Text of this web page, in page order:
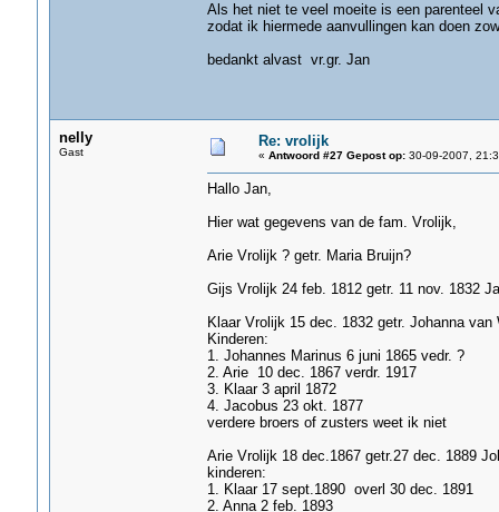
Als het niet te veel moeite is een parenteel
zodat ik hiermede aanvullingen kan doen
bedankt alvast vr.gr. Jan
nelly
Gast
Re: vrolijk
« Antwoord #27 Gepost op:30-09-2007,
Hallo Jan,
Hier wat gegevens van de fam. Vrolijk,
Arie Vrolijk ? getr. Maria Bruijn?
Gijs Vrolijk 24 feb. 1812 getr. 11 nov. 1832
Klaar Vrolijk 15 dec. 1832 getr. Johanna van
Kinderen:
1. Johannes Marinus 6 juni 1865 vedr. ?
2. Arie 10 dec. 1867 verdr. 1917
3. Klaar 3 april 1872
4. Jacobus 23 okt. 1877
verdere broers of zusters weet ik niet
Arie Vrolijk 18 dec.1867 getr.27 dec. 1889
kinderen:
1. Klaar 17 sept.1890 overl 30 dec. 1891
2. Anna 2 feb. 1893